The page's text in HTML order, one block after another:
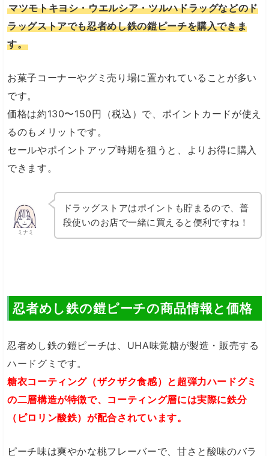
マツモトキヨシ・ウエルシア・ツルハドラッグなどのド
ラッグストアでも忍者めし鉄の鎧ピーチを購入できま
す。
お菓子コーナーやグミ売り場に置かれていることが多い
です。
価格は約130〜150円（税込）で、ポイントカードが使え
るのもメリットです。
セールやポイントアップ時期を狙うと、よりお得に購入
できます。
ミナミ
ドラッグストアはポイントも貯まるので、普
段使いのお店で一緒に買えると便利ですね！
忍者めし鉄の鎧ピーチの商品情報と価格
忍者めし鉄の鎧ピーチは、UHA味覚糖が製造・販売する
ハードグミです。
糖衣コーティング（ザクザク食感）と超弾力ハードグミ
の二層構造が特徴で、コーティング層には実際に鉄分
（ピロリン酸鉄）が配合されています。
ピーチ味は爽やかな桃フレーバーで、甘さと酸味のバラ